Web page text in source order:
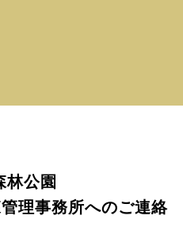
林公園
理事務所へのご連絡